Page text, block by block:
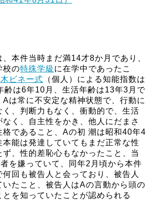
本件当時まだ満14才8か月であり、
校の特殊学級 に在学中であったこ
ビネー式 （個人）による知能指数は
齢は6年10月、生活年齢は13年3月で
Aは常に不安定な精神状態で、行動に
く、判断力もなく、衝動的で、生活
なく、自主性をかき、他人にだまさ
格であること、Aの初 潮は昭和40年4
本能は発達していてもまだ正常な性
ず、性的差恥心もなかったこと、当
を嫌っていて、同年2月頃から本件
何回も被告人と会っており、被告人
いたこと、被告人はAの言動から頭の
とを知っていたことが認められる